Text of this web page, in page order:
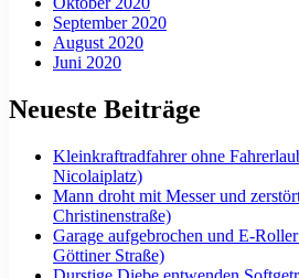
September 2020
August 2020
Juni 2020
Neueste Beiträge
Kleinkraftradfahrer ohne
Nicolaiplatz)
Mann droht mit Messer und
Christinenstraße)
Garage aufgebrochen und E-
Göttiner Straße)